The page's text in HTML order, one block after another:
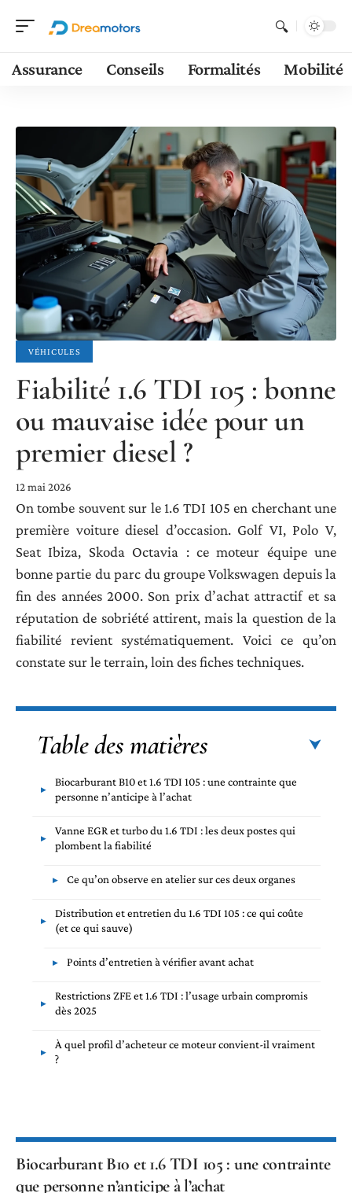
Assurance Conseils Formalités Mobilité
VÉHICULES
Fiabilité 1.6 TDI 105 : bonne
ou mauvaise idée pour un
premier diesel ?
12 mai 2026
On tombe souvent sur le 1.6 TDI 105 en cherchant une
première voiture diesel d’occasion. Golf VI, Polo V,
Seat Ibiza, Skoda Octavia : ce moteur équipe une
bonne partie du parc du groupe Volkswagen depuis la
fin des années 2000. Son prix d’achat attractif et sa
réputation de sobriété attirent, mais la question de la
fiabilité revient systématiquement. Voici ce qu’on
constate sur le terrain, loin des fiches techniques.
Table des matières
Biocarburant B10 et 1.6 TDI 105 : une contrainte que
personne n’anticipe à l’achat
Vanne EGR et turbo du 1.6 TDI : les deux postes qui
plombent la fiabilité
Ce qu’on observe en atelier sur ces deux organes
Distribution et entretien du 1.6 TDI 105 : ce qui coûte
(et ce qui sauve)
Points d’entretien à vérifier avant achat
Restrictions ZFE et 1.6 TDI : l’usage urbain compromis
dès 2025
À quel profil d’acheteur ce moteur convient-il vraiment
?
Biocarburant B10 et 1.6 TDI 105 : une contrainte
que personne n’anticipe à l’achat